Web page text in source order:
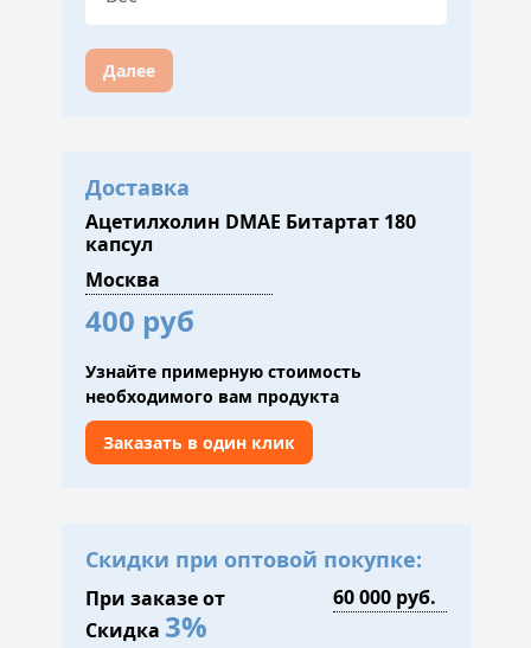
Далее
Доставка
Ацетилхолин DMAE Битартат 180
капсул
400 руб
Узнайте примерную стоимость
необходимого вам продукта
Заказать в один клик
Скидки при оптовой покупке:
При заказе от
Скидка 3%